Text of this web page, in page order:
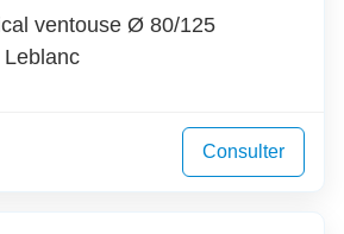
ventouse Ø 80/125
Consulter